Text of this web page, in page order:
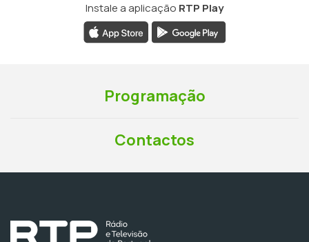
Instale a aplicação RTP Play
Programação
Contactos